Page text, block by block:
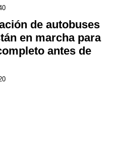
de autobuses
en marcha para
antes de